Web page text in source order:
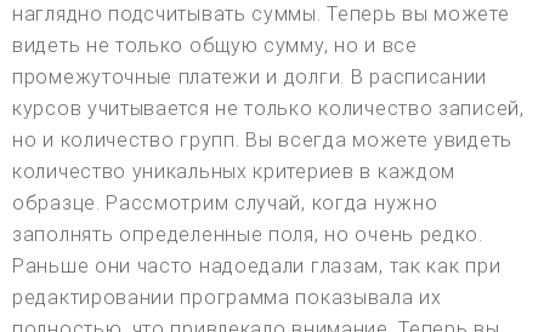
наглядно подсчитывать суммы. Теперь вы можете
видеть не только общую сумму, но и все
промежуточные платежи и долги. В расписании
курсов учитывается не только количество записей,
но и количество групп. Вы всегда можете увидеть
количество уникальных критериев в каждом
образце. Рассмотрим случай, когда нужно
заполнять определенные поля, но очень редко.
Раньше они часто надоедали глазам, так как при
редактировании программа показывала их